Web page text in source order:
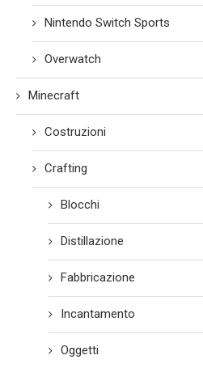
Nintendo Switch Sports
Overwatch
Minecraft
Costruzioni
Crafting
Blocchi
Distillazione
Fabbricazione
Incantamento
Oggetti